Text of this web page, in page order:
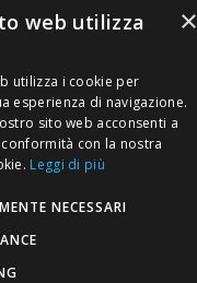
×
web utilizza
utilizza i cookie per
esperienza di navigazione.
sito web acconsenti a
con la nostra
Leggi di più
NECESSARI